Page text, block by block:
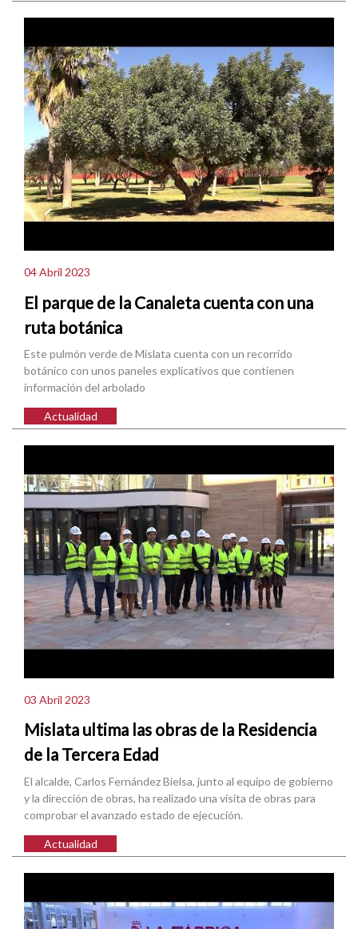
04 Abril 2023
El parque de la Canaleta cuenta con una
ruta botánica
Este pulmón verde de Mislata cuenta con un recorrido
botánico con unos paneles explicativos que contienen
información del arbolado
Actualidad
03 Abril 2023
Mislata ultima las obras de la Residencia
de la Tercera Edad
El alcalde, Carlos Fernández Bielsa, junto al equipo de gobierno
y la dirección de obras, ha realizado una visita de obras para
comprobar el avanzado estado de ejecución.
Actualidad